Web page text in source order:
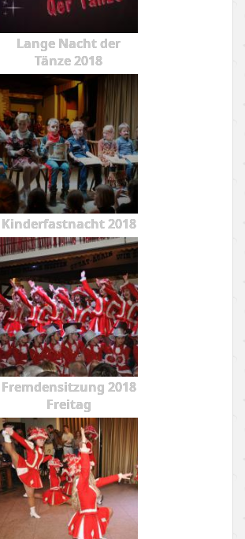
Lange Nacht der
Tänze 2018
Kinderfastnacht 2018
Fremdensitzung 2018
Freitag